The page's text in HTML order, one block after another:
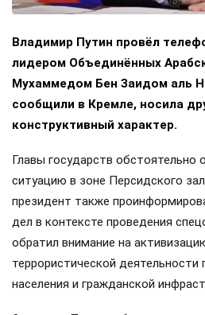
Владимир Путин провёл
лидером Объединённых
Мухаммедом Бен Заидом аль
сообщили в Кремле, носила
конструктивный характер.
Главы государств обстоятельно
ситуацию в зоне Персидского
президент также
дел в контексте проведения
обратил внимание на
террористической деятельности
населения и гражданской